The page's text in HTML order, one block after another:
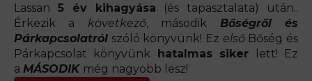
Lassan 5 év kihagyása (és tapasztalata) után..
Érkezik a következő, második Bőségről és
Párkapcsolatról szóló könyvünk! Ez első Bőség és
Párkapcsolat könyvünk hatalmas siker lett! Ez
a MÁSODIK még nagyobb lesz!